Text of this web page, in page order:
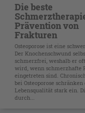
Die beste
Prävention von
Frakturen
Osteoporose ist eine
Der Knochenschwund
schmerzfrei, weshalb er
wird, wenn schmerzhafte
eingetreten sind.
bei Osteoporose schränken
Lebensqualität stark ein.
durch...